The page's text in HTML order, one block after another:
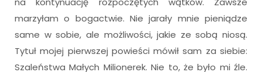
marzyłam o bogactwie. Nie jarały mnie pieniądze
same w sobie, ale możliwości, jakie ze sobą niosą.
Tytuł mojej pierwszej powieści mówił sam za siebie:
Szaleństwa Małych Milionerek. Nie to, że było mi źle.